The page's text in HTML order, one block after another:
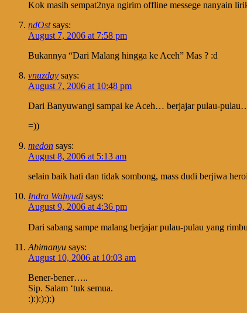
Kok masih sempat2nya ngirim offline messege nanyain
ndOst says:
August 7, 2006 at 7:58 pm
Bukannya “Dari Malang hingga ke Aceh” Mas ? :d
vnuzday says:
August 7, 2006 at 10:48 pm
Dari Banyuwangi sampai ke Aceh… berjajar pulau-
=))
medon says:
August 8, 2006 at 5:13 am
selain baik hati dan tidak sombong, mass dudi berjiwa
Indra Wahyudi says:
August 9, 2006 at 4:36 pm
Dari sabang sampe malang berjajar pulau-pulau yang
Abimanyu says:
August 10, 2006 at 10:03 am
Bener-bener…..
Sip. Salam ‘tuk semua.
:):):):):)